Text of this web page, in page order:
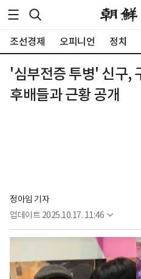
조선경제 오피니언 정치
'심부전증 투병' 신구,
후배들과 근황 공개
정아임 기자
업데이트 2025.10.17. 11:46